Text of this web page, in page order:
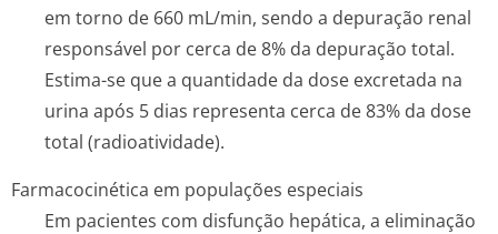
em torno de 660 mL/min, sendo a depuração renal
responsável por cerca de 8% da depuração total.
Estima-se que a quantidade da dose excretada na
urina após 5 dias representa cerca de 83% da dose
total (radioatividade).
Farmacocinética em populações especiais
Em pacientes com disfunção hepática, a eliminação